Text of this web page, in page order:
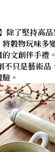
除了堅持高
穀物玩味多
文創伴手禮
不只是藝術品
。